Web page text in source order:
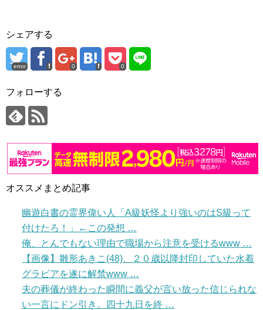
シェアする
error 0 0
フォローする
オススメまとめ記事
幽遊白書の霊界偉い人「A級妖怪より強いのはS級って
付けたろ！」←この発想 …
俺、とんでもない理由で職場から注意を受けるwww …
【画像】雛形あきこ(48)、２０歳以降封印していた水着
グラビアを遂に解禁www …
夫の葬儀が終わった瞬間に義父が言い放った信じられな
い一言にドン引き。四十九日を終 …